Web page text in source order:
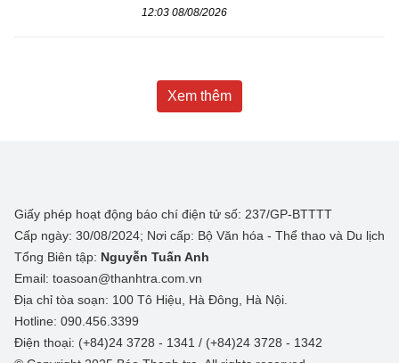
12:03 08/08/2026
Xem thêm
Giấy phép hoạt động báo chí điện tử số: 237/GP-BTTTT
Cấp ngày: 30/08/2024; Nơi cấp: Bộ Văn hóa - Thể thao và Du lịch
Tổng Biên tập: Nguyễn Tuấn Anh
Email: toasoan@thanhtra.com.vn
Địa chỉ tòa soạn: 100 Tô Hiệu, Hà Đông, Hà Nội.
Hotline: 090.456.3399
Điện thoại: (+84)24 3728 - 1341 / (+84)24 3728 - 1342